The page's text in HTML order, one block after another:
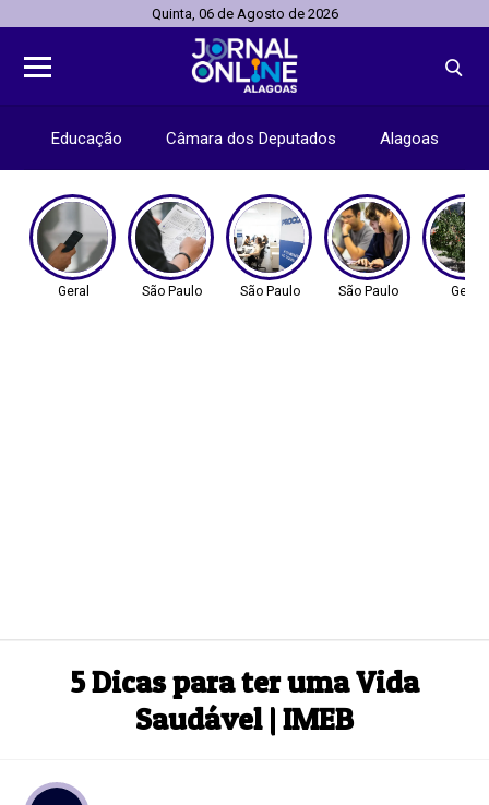
Quinta, 06 de Agosto de 2026
Educação Câmara dos Deputados Alagoas
Geral São Paulo São Paulo São Paulo Geral
5 Dicas para ter uma Vida
Saudável | IMEB